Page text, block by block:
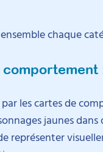
chaque
les cartes de
jaunes
représenter